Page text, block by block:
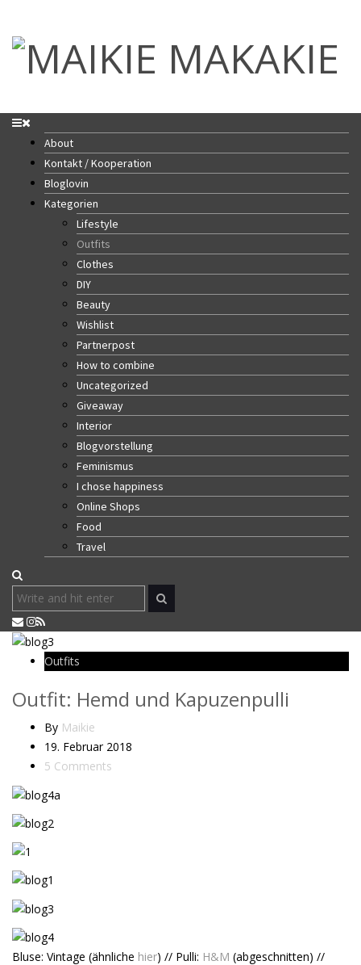
About
Kontakt / Kooperation
Bloglovin
Kategorien
Lifestyle
Outfits
Clothes
DIY
Beauty
Wishlist
Partnerpost
How to combine
Uncategorized
Giveaway
Interior
Blogvorstellung
Feminismus
I chose happiness
Online Shops
Food
Travel
Outfits
Outfit: Hemd und Kapuzenpulli
By Maikie
19. Februar 2018
5 Comments
Bluse: Vintage (ähnliche hier) // Pulli: H&M (abgeschnitten) //